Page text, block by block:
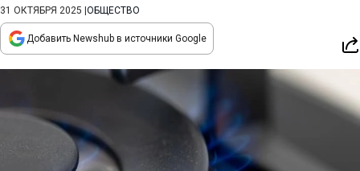
31 ОКТЯБРЯ 2025 ОБЩЕСТВО
Добавить Newshub в источники Google